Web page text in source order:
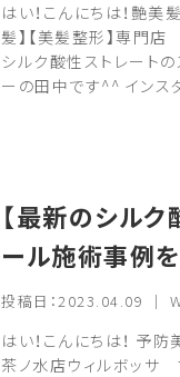
はい！こんにちは！艶
髪】【美髪整形】専門
シルク酸性ストレート
ーの田中です^^ イン
【最新のシルク
ール施術事例を
投稿日：2023.04.09 ｜
はい！こんにちは！ 予
茶ノ水店ウィルボッサ